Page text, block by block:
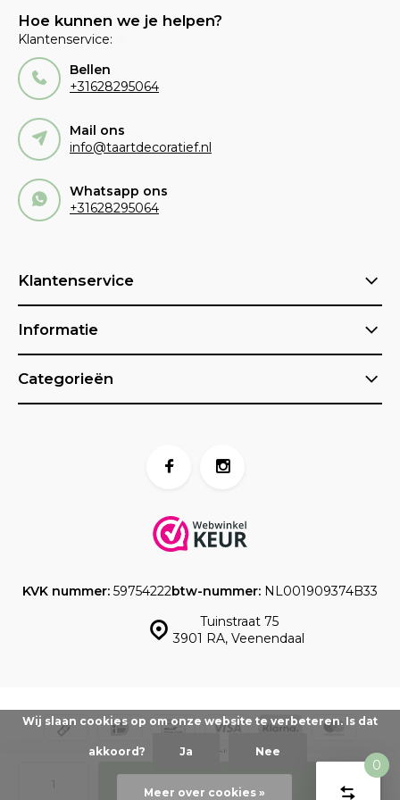
Toevoegen
Hoe kunnen we je helpen?
Klantenservice:
Bellen
+31628295064
Mail ons
info@taartdecoratief.nl
Whatsapp ons
+31628295064
Klantenservice
Informatie
Categorieën
Tuinstraat 75
3901 RA, Veenendaal
KVK nummer: 59754222btw-nummer: NL001909374B33
Wij slaan cookies op om onze website te verbeteren. Is dat
akkoord? Ja Nee
Meer over cookies »
0
Vergelijk
Start